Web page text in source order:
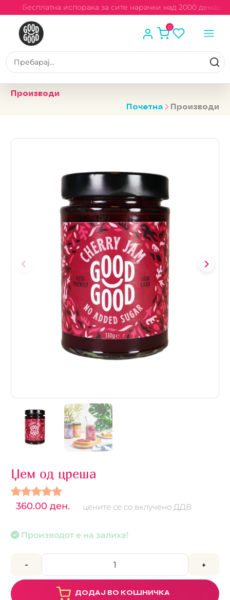
Бесплатна испорака за сите нарачки над 2000 денари
0
Производи
Почетна
Производи
Џем од цреша
360.00 ден. цените се со вклучено ДДВ
Производот е на залиха!
- +
ДОДАЈ ВО КОШНИЧКА